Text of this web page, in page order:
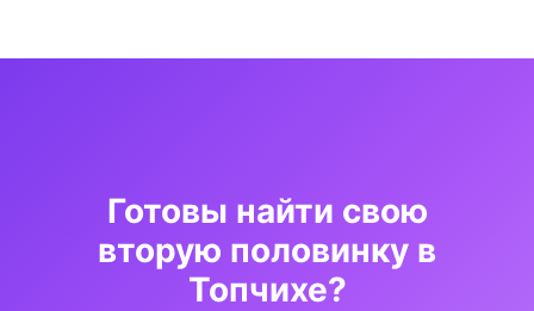
Готовы найти свою
вторую половинку в
Топчихе?